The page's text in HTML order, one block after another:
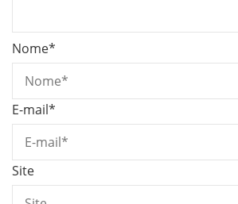
Nome*
E-mail*
Site